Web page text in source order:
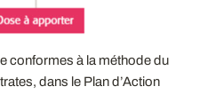
conformes à la méthode du
dans le Plan d’Action